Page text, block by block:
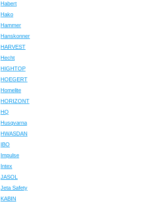
Habert
Hako
Hammer
Hanskonner
HARVEST
Hecht
HIGHTOP
HOEGERT
Homelite
HORIZONT
HQ
Husqvarna
HWASDAN
IBO
Impulse
Intex
JASOL
Jeta Safety
KABIN